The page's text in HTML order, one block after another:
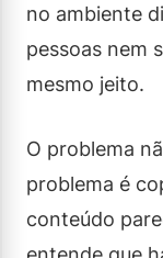
no ambiente
pessoas nem
mesmo jeito.
O problema
problema é
conteúdo